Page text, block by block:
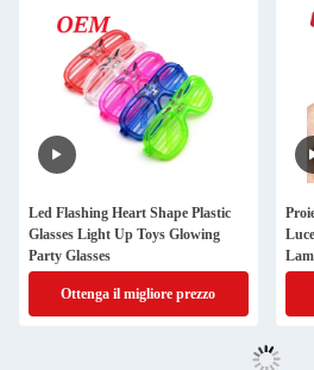
Led Flashing Heart Shape Plastic
Glasses Light Up Toys Glowing
Party Glasses
Ottenga il migliore prezzo